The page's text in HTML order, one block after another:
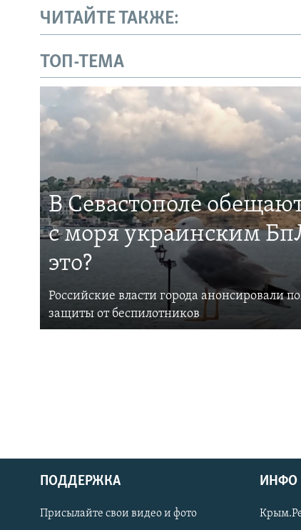
Українською
ЧИТАЙТЕ ТАКЖЕ:
ТОП-ТЕМА
В Севастополе
с моря украинским
это?
Российские власти города анонсировали
защиты от беспилотников
ПОДДЕРЖКА
Присылайте свои видео и фото
ИНФО